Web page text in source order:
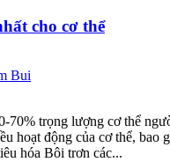
cho cơ thể
Bui
70% trọng lượng cơ thể
hoạt động của cơ thể, bao
hóa Bôi trơn các...